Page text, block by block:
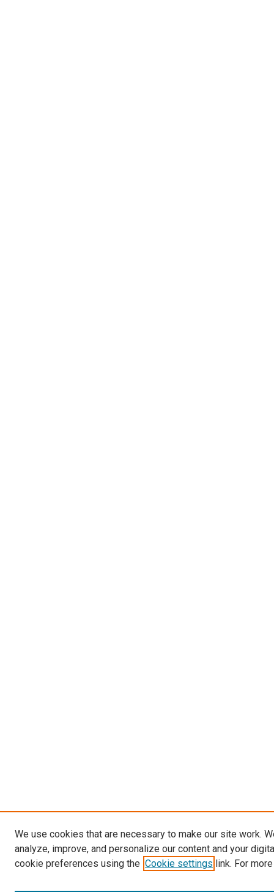
We use cookies that are necessary to make our site work.
analyze, improve, and personalize our content and your
cookie preferences using the Cookie settings link. For